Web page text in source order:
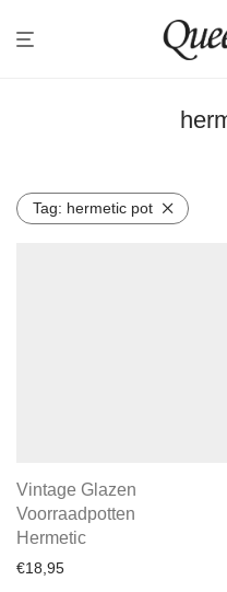
Tag: hermetic pot
Vintage Glazen
Voorraadpotten
Hermetic
€18,95